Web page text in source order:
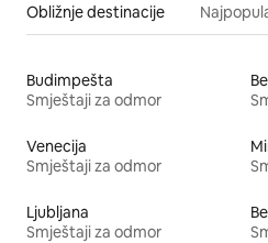
Obližnje destinacije
Budimpešta
Smještaji za odmor
Venecija
Smještaji za odmor
Ljubljana
Smještaji za odmor